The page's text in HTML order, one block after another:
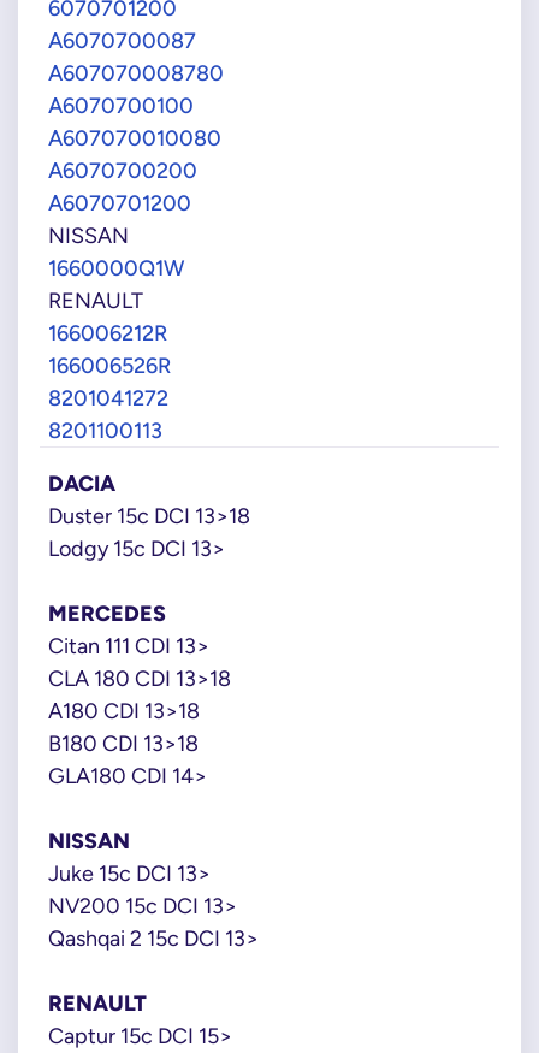
6070701200
A6070700087
A607070008780
A6070700100
A607070010080
A6070700200
A6070701200
NISSAN
1660000Q1W
RENAULT
166006212R
166006526R
8201041272
8201100113
DACIA
Duster 15c DCI 13>18
Lodgy 15c DCI 13>
MERCEDES
Citan 111 CDI 13>
CLA 180 CDI 13>18
A180 CDI 13>18
B180 CDI 13>18
GLA180 CDI 14>
NISSAN
Juke 15c DCI 13>
NV200 15c DCI 13>
Qashqai 2 15c DCI 13>
RENAULT
Captur 15c DCI 15>